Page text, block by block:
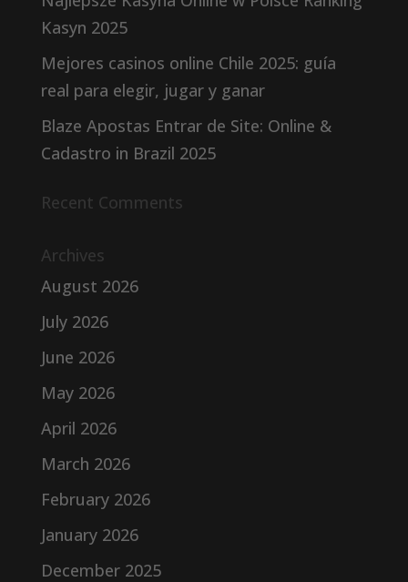
Kasyn 2025
Mejores casinos online Chile 2025: guía
real para elegir, jugar y ganar
Blaze Apostas Entrar de Site: Online &
Cadastro in Brazil 2025
Recent Comments
Archives
August 2026
July 2026
June 2026
May 2026
April 2026
March 2026
February 2026
January 2026
December 2025